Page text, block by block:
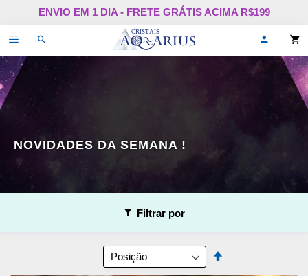
Pular
o
conteúdo
ENVIO EM 1 DIA - FRETE GRÁTIS ACIMA R$199
Alternar
navegação
login
NOVIDADES DA SEMANA !
Filtrar por
Ordenar
por